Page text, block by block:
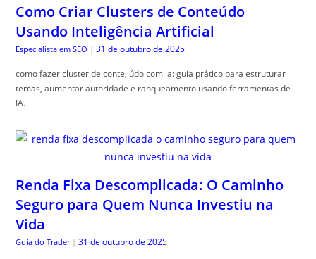
Como Criar Clusters de Conteúdo
Usando Inteligência Artificial
Especialista em SEO | 31 de outubro de 2025
como fazer cluster de conte, údo com ia: guia prático para estruturar
temas, aumentar autoridade e ranqueamento usando ferramentas de
IA.
Renda Fixa Descomplicada: O Caminho
Seguro para Quem Nunca Investiu na
Vida
Guia do Trader | 31 de outubro de 2025